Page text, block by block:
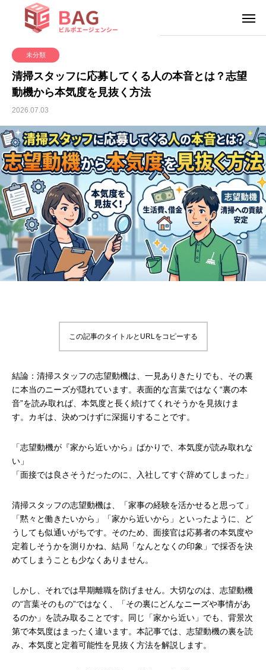
未分類
清掃スタッフに応募してくる人の本音とは？志望
動機から本気度を見抜く方法
2026.07.03
この記事のタイトルとURLをコピーする
結論：清掃スタッフの志望動機は、一見ありきたりでも、その裏
に本当のニーズが隠れています。表面的な言葉ではなく“裏の本
音”を読み取れば、本気度と長く続けてくれそうかを見抜けま
す。カギは、決めつけずに深掘りすることです。
「志望動機が『家から近いから』ばかりで、本気度が読み取れな
い」
「面接では良さそうだったのに、入社してすぐ辞めてしまった」
清掃スタッフの志望動機は、「家事の経験を活かせると思って」
「黙々と働きたいから」「家から近いから」といったように、ど
うしても似通いがちです。そのため、面接官は応募者の本気度や
定着しそうかを測りかね、結局「なんとなくの印象」で採否を決
めてしまうことも少なくありません。
しかし、それでは早期離職を防げません。大切なのは、志望動機
の“言葉そのもの”ではなく、「その裏にどんなニーズや事情があ
るのか」を読み取ることです。同じ「家から近い」でも、背景次
第で本気度はまったく違います。本記事では、志望動機の裏を読
み、本気度と定着可能性を見抜く方法を解説します。